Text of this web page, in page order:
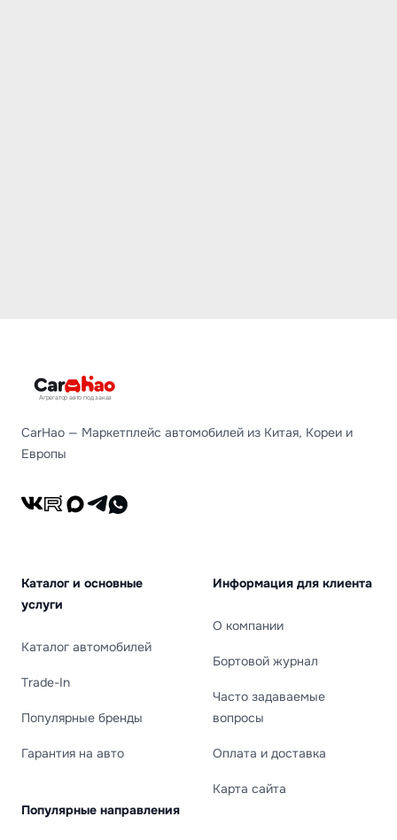
Агрегатор авто под заказ
CarHao — Маркетплейс автомобилей из Китая, Кореи и
Европы
ВКонтакте
RuTube
MaxTelegram
Каталог и основные
услуги
Каталог автомобилей
Trade-In
Популярные бренды
Гарантия на авто
Популярные направления
Информация для клиента
О компании
Бортовой журнал
Часто задаваемые
вопросы
Оплата и доставка
Карта сайта